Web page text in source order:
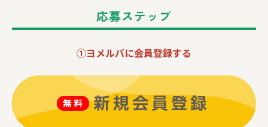
応募ステップ
①ヨメルバに会員登録する